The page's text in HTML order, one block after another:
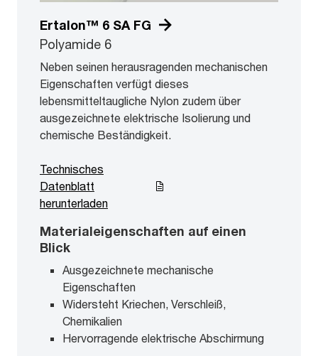
Ertalon™ 6 SA FG
Polyamide 6
Neben seinen herausragenden mechanischen
Eigenschaften verfügt dieses
lebensmitteltaugliche Nylon zudem über
ausgezeichnete elektrische Isolierung und
chemische Beständigkeit.
Materialeigenschaften auf einen
Blick
Ausgezeichnete mechanische
Eigenschaften
Widersteht Kriechen, Verschleiß,
Chemikalien
Hervorragende elektrische Abschirmung
Technisches
Datenblatt
herunterladen